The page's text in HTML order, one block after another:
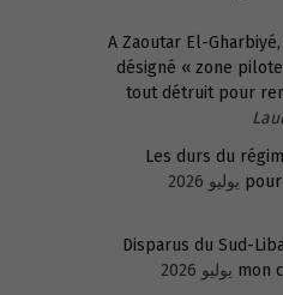
A Zaoutar El-
désigné « zone
tout détruit pour
Les durs du
Disparus du Sud-
mon